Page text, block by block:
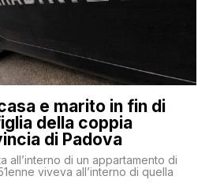
e marito in fin di
della coppia
di Padova
all’interno di un appartamento di
viveva all’interno di quella